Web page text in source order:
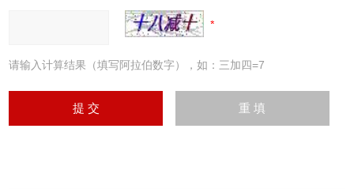
请输入计算结果（填写阿拉伯数字），如：三加四=7